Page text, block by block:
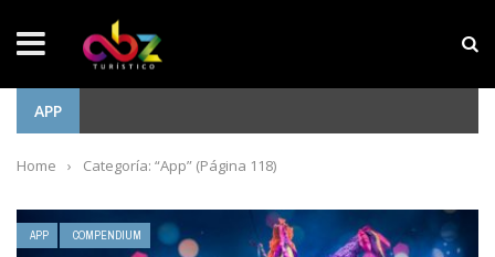
NOTICIAS SOBRESALIENTES
APP
Home › Categoría: “App” (Página 118)
APP COMPENDIUM